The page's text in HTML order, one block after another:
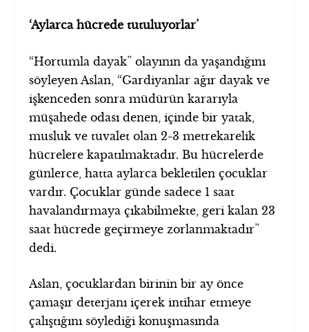
‘Aylarca hücrede tutuluyorlar’
“Hortumla dayak” olayının da yaşandığını
söyleyen Aslan, “Gardiyanlar ağır dayak ve
işkenceden sonra müdürün kararıyla
müşahede odası denen, içinde bir yatak,
musluk ve tuvalet olan 2-3 metrekarelik
hücrelere kapatılmaktadır. Bu hücrelerde
günlerce, hatta aylarca bekletilen çocuklar
vardır. Çocuklar günde sadece 1 saat
havalandırmaya çıkabilmekte, geri kalan 23
saat hücrede geçirmeye zorlanmaktadır”
dedi.
Aslan, çocuklardan birinin bir ay önce
çamaşır deterjanı içerek intihar etmeye
çalıştığını söylediği konuşmasında